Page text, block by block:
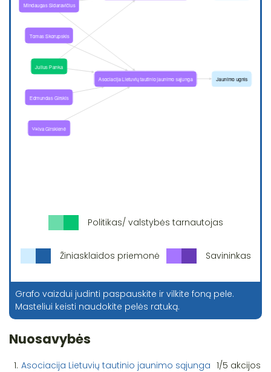
Politikas/ valstybės tarnautojas
Žiniasklaidos priemonė Savininkas
Grafo vaizdui judinti paspauskite ir vilkite foną pele.
Masteliui keisti naudokite pelės ratuką.
Nuosavybės
1. Asociacija Lietuvių tautinio jaunimo sąjunga 1/5 akcijos